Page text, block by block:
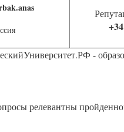
+34
-
релевантны